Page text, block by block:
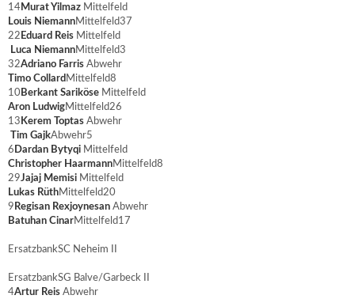
14Murat Yilmaz Mittelfeld
Louis NiemannMittelfeld37
22 Eduard Reis Mittelfeld
Luca NiemannMittelfeld3
32Adriano Farris Abwehr
Timo Collard Mittelfeld8
10 Berkant Sariköse Mittelfeld
Aron LudwigMittelfeld26
13 Kerem Toptas Abwehr
Tim GajkAbwehr5
6 Dardan Bytyqi Mittelfeld
Christopher HaarmannMittelfeld8
29Jajaj Memisi Mittelfeld
Lukas RüthMittelfeld20
9 Regisan Rexjoynesan Abwehr
Batuhan CinarMittelfeld17
ErsatzbankSC Neheim II
ErsatzbankSG Balve/Garbeck II
4Artur Reis Abwehr